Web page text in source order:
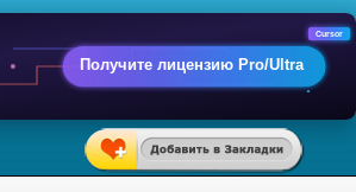
Получите лицензию Pro/Ultra
Cursor